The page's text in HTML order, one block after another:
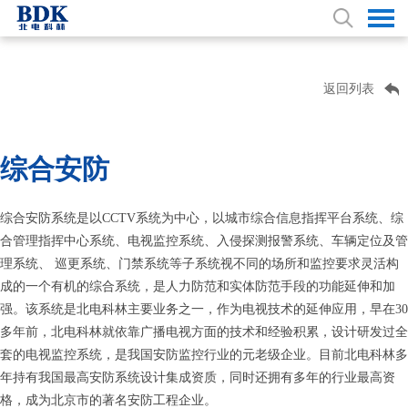
返回列表
综合安防
综合安防系统是以CCTV系统为中心，以城市综合信息指挥平台系统、综
合管理指挥中心系统、电视监控系统、入侵探测报警系统、车辆定位及管
理系统、 巡更系统、门禁系统等子系统视不同的场所和监控要求灵活构
成的一个有机的综合系统，是人力防范和实体防范手段的功能延伸和加
强。该系统是北电科林主要业务之一，作为电视技术的延伸应用，早在30
多年前，北电科林就依靠广播电视方面的技术和经验积累，设计研发过全
套的电视监控系统，是我国安防监控行业的元老级企业。目前北电科林多
年持有我国最高安防系统设计集成资质，同时还拥有多年的行业最高资
格，成为北京市的著名安防工程企业。